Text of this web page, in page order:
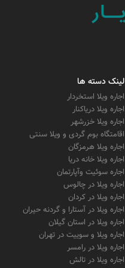
لینک دسته ها
اجاره ویلا استخردار
اجاره ویلا دریاکنار
اجاره ویلا خزرشهر
اقامتگاه بوم گردی و ویلا سنتی
اجاره ویلا هرمزگان
اجاره ویلا خانه دریا
اجاره سوئیت وآپارتمان
اجاره ویلا در چالوس
اجاره ویلا در کردان
اجاره ویلا در آستارا و گردنه حیران
اجاره ویلا در استان گیلان
اجاره ویلا و سوییت در تهران
اجاره ویلا در رامسر
اجاره ویلا در تالش